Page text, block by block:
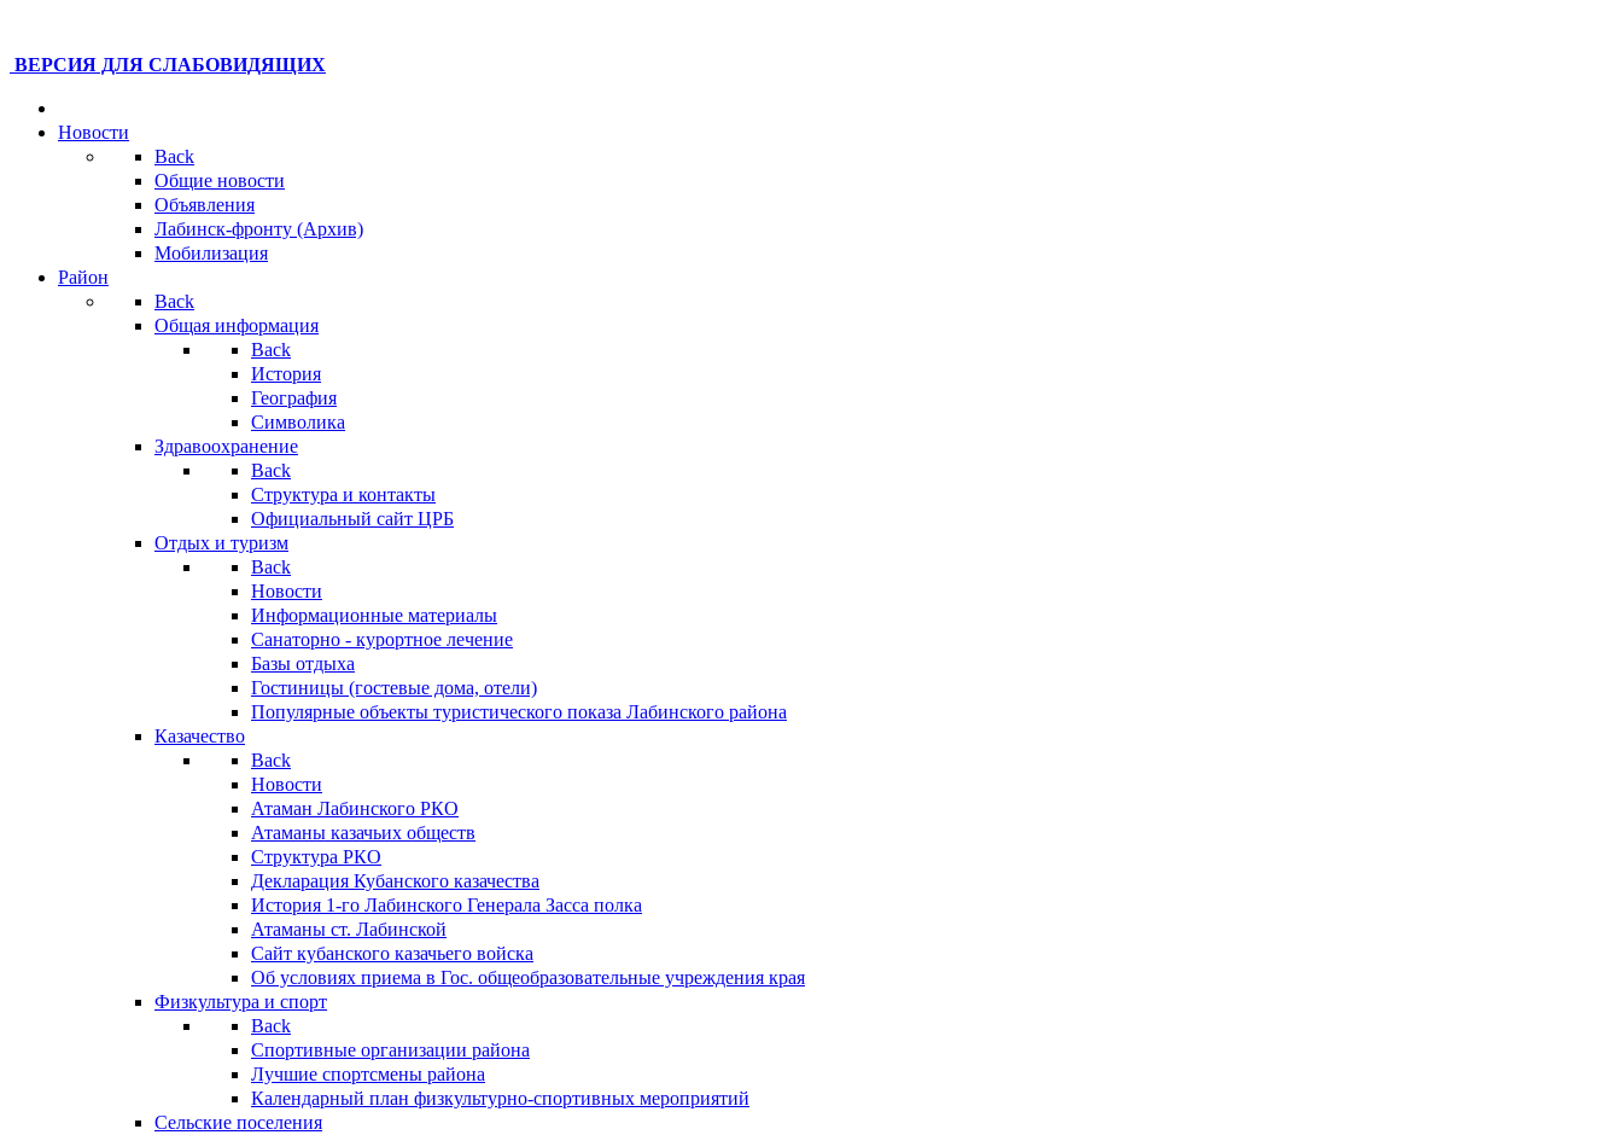
ВЕРСИЯ ДЛЯ СЛАБОВИДЯЩИХ
Новости
Back
Общие новости
Объявления
Лабинск-фронту (Архив)
Мобилизация
Район
Back
Общая информация
Back
История
География
Символика
Здравоохранение
Back
Структура и контакты
Официальный сайт ЦРБ
Отдых и туризм
Back
Новости
Информационные материалы
Санаторно - курортное лечение
Базы отдыха
Гостиницы (гостевые дома, отели)
Популярные объекты туристического показа Лабинского района
Казачество
Back
Новости
Атаман Лабинского РКО
Атаманы казачьих обществ
Структура РКО
Декларация Кубанского казачества
История 1-го Лабинского Генерала Засса полка
Атаманы ст. Лабинской
Cайт кубанского казачьего войска
Об условиях приема в Гос. общеобразовательные учреждения края
Физкультура и спорт
Back
Спортивные организации района
Лучшие спортсмены района
Календарный план физкультурно-спортивных мероприятий
Сельские поселения